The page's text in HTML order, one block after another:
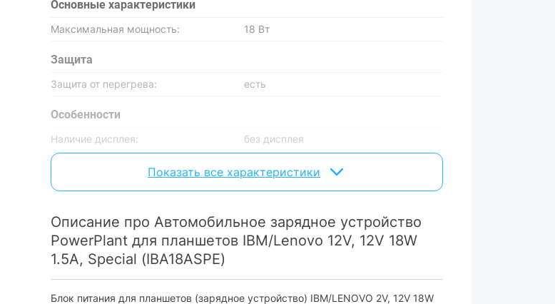
Основные характеристики
Максимальная мощность: 18 Вт
Защита
Защита от перегрева: есть
Особенности
Наличие дисплея: без дисплея
Кабель в комплекте:
с кабелем
Кабель:
встроенный
Тип крепления автомобильного ЗУ:
прикуриватель
Физические характеристики
Материал корпуса:
пластик
Показать все характеристики
Описание про Автомобильное зарядное устройство
PowerPlant для планшетов IBM/Lenovo 12V, 12V 18W
1.5A, Special (IBA18ASPE)
Блок питания для планшетов (зарядное устройство) IBM/LENOVO 2V, 12V 18W